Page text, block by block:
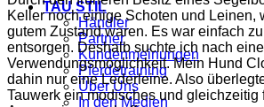
TAU STIL
Händler
Partner
Kundenmeinungen
Pferdetraining
Über Uns
In den Medien
Keller noch einige Schoten und Leinen,
gutem Zustand waren. Es war einfach
entsorgen. Deshalb suchte ich nach
Verwendungsmöglichkeit. Mein Hund
dahin nur eine Lederleine. Also
Tauwerk ein modisches und gleichzeitig